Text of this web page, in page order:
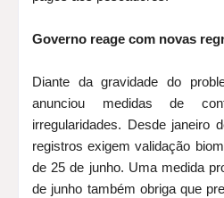
Governo reage com novas
Diante da gravidade do
anunciou medidas de
irregularidades. Desde janeiro
registros exigem validação
de 25 de junho. Uma medida
de junho também obriga que